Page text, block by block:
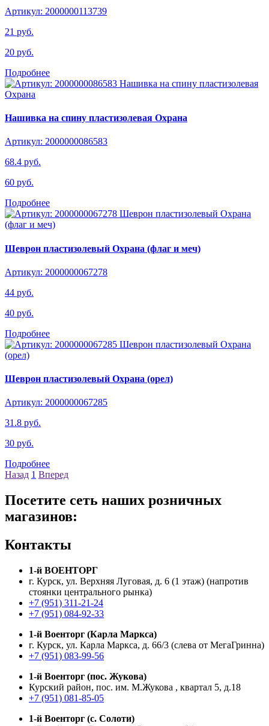
Артикул: 2000000113739
21 руб.
20 руб.
Подробнее
Нашивка на спину пластизолевая Охрана
Артикул: 2000000086583
68.4 руб.
60 руб.
Подробнее
Шеврон пластизолевый Охрана (флаг и меч)
Артикул: 2000000067278
44 руб.
40 руб.
Подробнее
Шеврон пластизолевый Охрана (орел)
Артикул: 2000000067285
31.8 руб.
30 руб.
Подробнее
Назад 1 Вперед
Посетите сеть наших розничных
магазинов:
Контакты
1-й ВОЕНТОРГ
г. Курск, ул. Верхняя Луговая, д. 6 (1 этаж) (напротив
стоянки центрального рынка)
+7 (951) 311-21-24
+7 (951) 084-92-33
1-й Военторг (Карла Маркса)
г. Курск, ул. Карла Маркса, д. 66/3 (слева от МегаГринна)
+7 (951) 083-99-56
1-й Военторг (пос. Жукова)
Курский район, пос. им. М.Жукова , квартал 5, д.18
+7 (951) 081-85-05
1-й Военторг (с. Солоти)